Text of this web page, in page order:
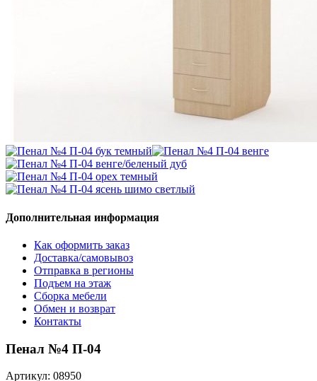
Дополнительная информация
Как оформить заказ
Доставка/самовывоз
Отправка в регионы
Подъем на этаж
Сборка мебели
Обмен и возврат
Контакты
Пенал №4 П-04
Артикул: 08950